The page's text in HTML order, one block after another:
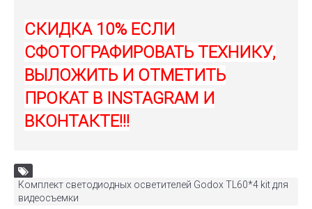
СКИДКА 10% ЕСЛИ
СФОТОГРАФИРОВАТЬ ТЕХНИКУ,
ВЫЛОЖИТЬ И ОТМЕТИТЬ
ПРОКАТ В INSTAGRAM И
ВКОНТАКТЕ!!!
Комплект светодиодных осветителей Godox TL60*4 kit для
видеосъемки